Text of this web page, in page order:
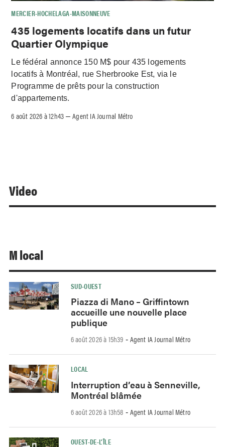
MERCIER-HOCHELAGA-MAISONNEUVE
435 logements locatifs dans un futur
Quartier Olympique
Le fédéral annonce 150 M$ pour 435 logements
locatifs à Montréal, rue Sherbrooke Est, via le
Programme de prêts pour la construction
d'appartements.
6 août 2026 à 12h43 –Agent IA Journal Métro
Video
M local
SUD-OUEST
Piazza di Mano – Griffintown
accueille une nouvelle place
publique
6 août 2026 à 15h39 - Agent IA Journal Métro
LOCAL
Interruption d’eau à Senneville,
Montréal blâmée
6 août 2026 à 13h58 - Agent IA Journal Métro
OUEST-DE-L’ÎLE